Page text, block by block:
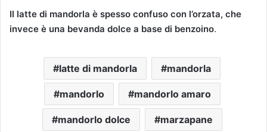
Il latte di mandorla è spesso confuso con l’orzata, che
invece è una bevanda dolce a base di benzoino.
latte di mandorla mandorla
mandorlo mandorlo amaro
mandorlo dolce marzapane